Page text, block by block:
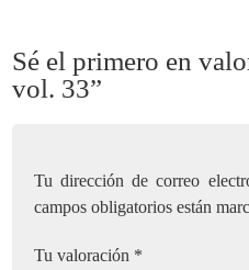
Sé el primero en
vol. 33”
Tu dirección de correo
campos obligatorios están
Tu valoración *